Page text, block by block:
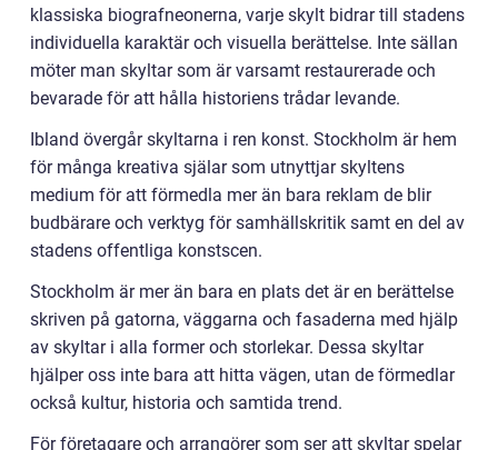
klassiska biografneonerna, varje skylt bidrar till stadens
individuella karaktär och visuella berättelse. Inte sällan
möter man skyltar som är varsamt restaurerade och
bevarade för att hålla historiens trådar levande.
Ibland övergår skyltarna i ren konst. Stockholm är hem
för många kreativa själar som utnyttjar skyltens
medium för att förmedla mer än bara reklam de blir
budbärare och verktyg för samhällskritik samt en del av
stadens offentliga konstscen.
Stockholm är mer än bara en plats det är en berättelse
skriven på gatorna, väggarna och fasaderna med hjälp
av skyltar i alla former och storlekar. Dessa skyltar
hjälper oss inte bara att hitta vägen, utan de förmedlar
också kultur, historia och samtida trend.
För företagare och arrangörer som ser att skyltar spelar